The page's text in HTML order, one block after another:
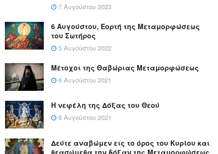
7 Αυγούστου 2023
6 Αυγούστου, Εορτή της Μεταμορφώσεως
του Σωτήρος
5 Αυγούστου 2022
Μέτοχοι της Θαβώριας Μεταμορφώσεως
6 Αυγούστου 2021
Η νεφέλη της Δόξας του Θεού
6 Αυγούστου 2021
Δεύτε αναβώμεν εις το όρος του Κυρίου και
θεασώμεθα την δόξαν της Μεταμορφώσεως